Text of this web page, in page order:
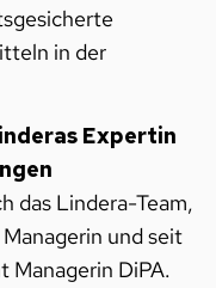
in der
Expertin
das Lindera-Team,
und seit
Managerin DiPA.